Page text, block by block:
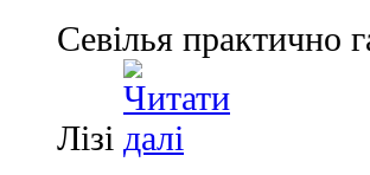
Севілья практично
Лізі